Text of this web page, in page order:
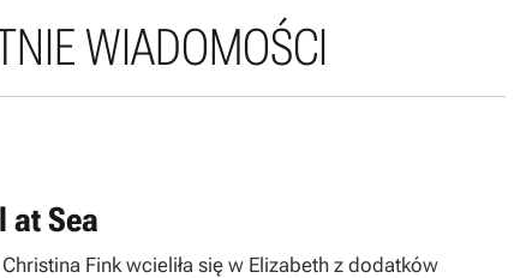
WIADOMOŚCI
at Sea
Fink wcieliła się w Elizabeth z dodatków